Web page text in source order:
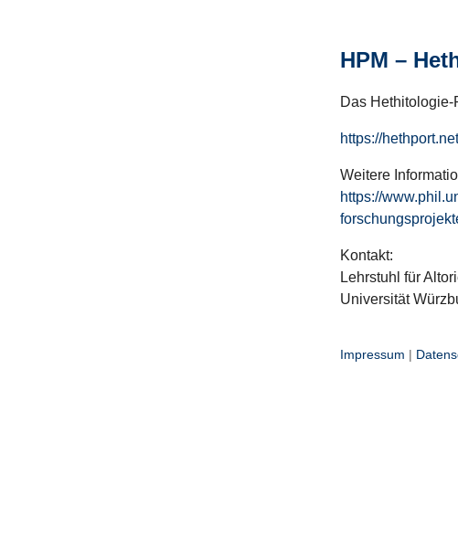
HPM –
Das
https://
Weitere
https://
Kontakt:
Lehrstuhl für
Universität
Impressum |